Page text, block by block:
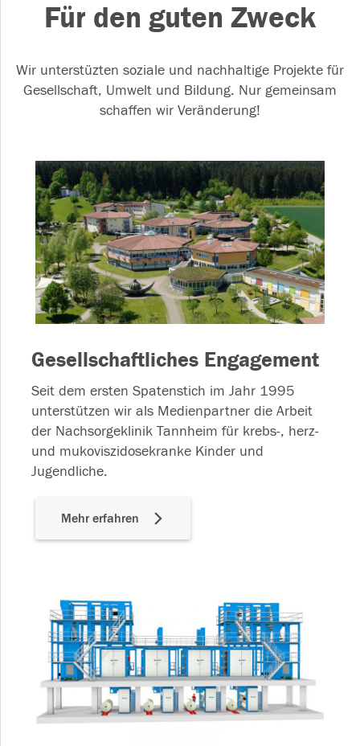
Für den guten Zweck
Wir unterstüzten soziale und nachhaltige Projekte für
Gesellschaft, Umwelt und Bildung. Nur gemeinsam
schaffen wir Veränderung!
Gesellschaftliches Engagement
Seit dem ersten Spatenstich im Jahr 1995
unterstützen wir als Medienpartner die Arbeit
der Nachsorgeklinik Tannheim für krebs-, herz-
und mukoviszidosekranke Kinder und
Jugendliche.
Mehr erfahren